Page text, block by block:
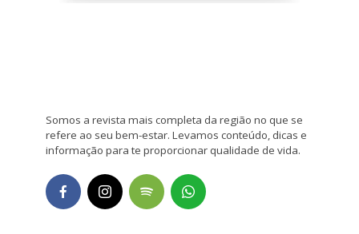
Somos a revista mais completa da região no que se
refere ao seu bem-estar. Levamos conteúdo, dicas e
informação para te proporcionar qualidade de vida.